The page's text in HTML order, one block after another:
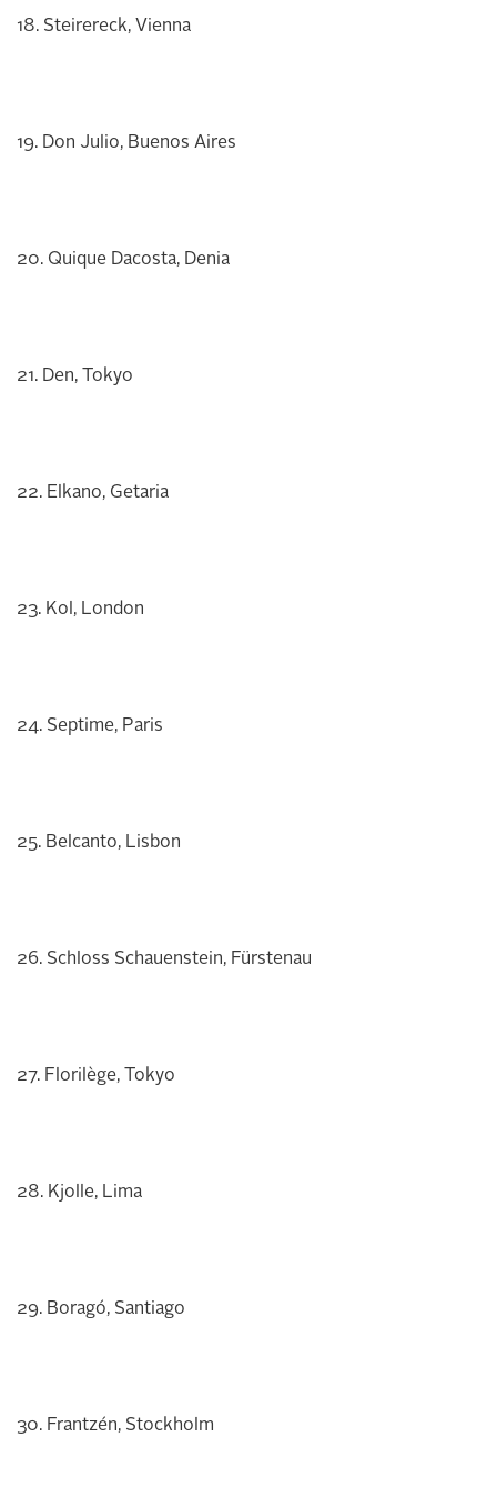
18. Steirereck, Vienna
19. Don Julio, Buenos Aires
20. Quique Dacosta, Denia
21. Den, Tokyo
22. Elkano, Getaria
23. Kol, London
24. Septime, Paris
25. Belcanto, Lisbon
26. Schloss Schauenstein, Fürstenau
27. Florilège, Tokyo
28. Kjolle, Lima
29. Boragó, Santiago
30. Frantzén, Stockholm